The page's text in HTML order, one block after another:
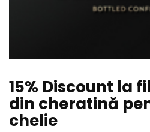
15% Discount la
din cheratină
chelie